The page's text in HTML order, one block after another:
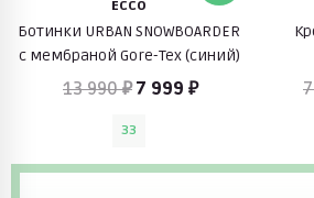
ECCO
Ботинки URBAN SNOWBOARDER
c мембраной Gore-Tex (синий)
13 990 ₽ 7 999 ₽
33